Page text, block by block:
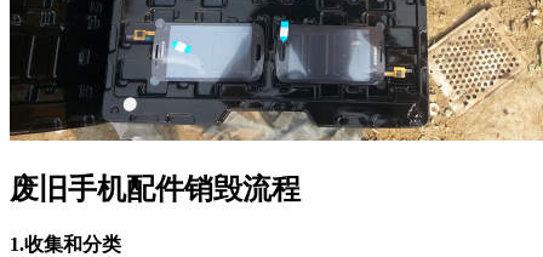
废旧手机配件销毁流程
1.收集和分类